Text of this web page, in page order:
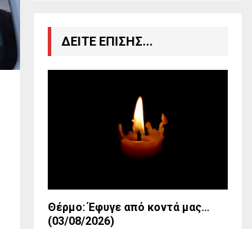
ΔΕΙΤΕ ΕΠΙΣΗΣ...
Θέρμο: Έφυγε από κοντά μας…
(03/08/2026)